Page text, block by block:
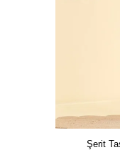
Şerit